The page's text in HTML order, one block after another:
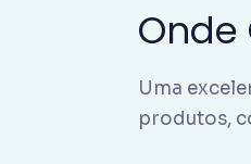
Onde
Uma
produtos,